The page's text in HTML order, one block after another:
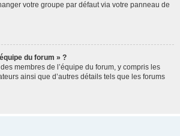
votre groupe par défaut via votre panneau de
du forum » ?
membres de l’équipe du forum, y compris les
ainsi que d’autres détails tels que les forums